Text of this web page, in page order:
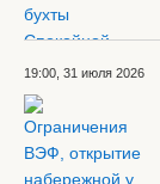
19:00, 31 июля 2026